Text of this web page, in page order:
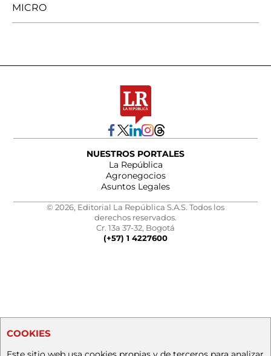
MICRO
NUESTROS PORTALES
La República
Agronegocios
Asuntos Legales
© 2026, Editorial La República S.A.S. Todos los
derechos reservados.
Cr. 13a 37-32, Bogotá
(+57) 1 4227600
COOKIES